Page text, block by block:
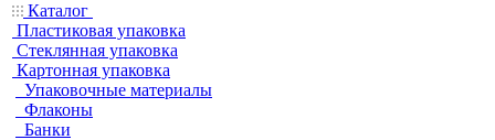
Каталог
Пластиковая упаковка
Стеклянная упаковка
Картонная упаковка
Упаковочные материалы
Флаконы
Банки